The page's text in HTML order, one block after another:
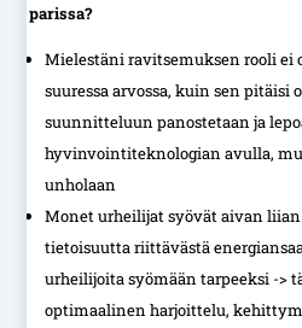
parissa?
Mielestäni ravitsemuksen rooli
suuressa arvossa, kuin sen pitäisi
suunnitteluun panostetaan ja
hyvinvointiteknologian avulla,
unholaan
Monet urheilijat syövät aivan
tietoisuutta riittävästä
urheilijoita syömään tarpeeksi ->
optimaalinen harjoittelu,